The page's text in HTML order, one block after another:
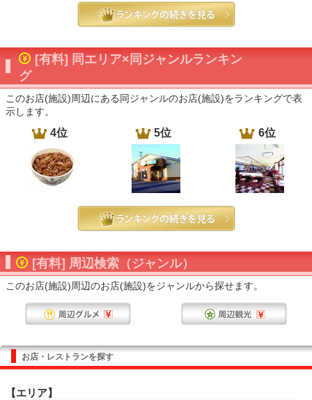
[有料] 同エリア×同ジャンルランキン
グ
このお店(施設)周辺にある同ジャンルのお店(施設)をランキングで表
示します。
4位 5位 6位
[有料] 周辺検索（ジャンル）
このお店(施設)周辺のお店(施設)をジャンルから探せます。
お店・レストランを探す
【エリア】